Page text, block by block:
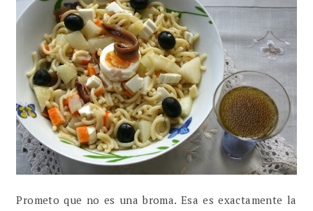
Prometo que no es una broma. Esa es exactamente la